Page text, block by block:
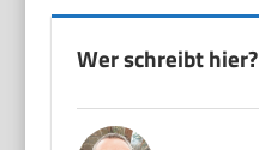
Wer schreibt hier?